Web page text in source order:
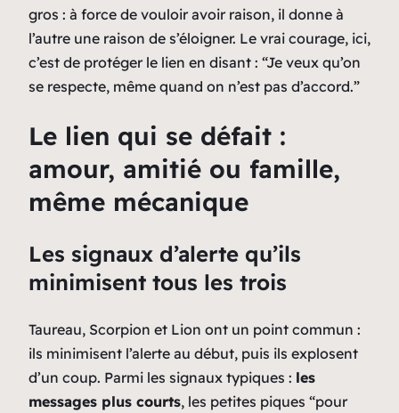
gros : à force de vouloir avoir raison, il donne à
l’autre une raison de s’éloigner. Le vrai courage, ici,
c’est de protéger le lien en disant : “Je veux qu’on
se respecte, même quand on n’est pas d’accord.”
Le lien qui se défait :
amour, amitié ou famille,
même mécanique
Les signaux d’alerte qu’ils
minimisent tous les trois
Taureau, Scorpion et Lion ont un point commun :
ils minimisent l’alerte au début, puis ils explosent
d’un coup. Parmi les signaux typiques : les
messages plus courts, les petites piques “pour